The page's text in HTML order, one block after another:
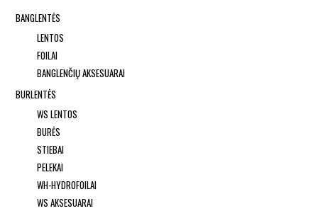
BANGLENTĖS
LENTOS
FOILAI
BANGLENČIŲ AKSESUARAI
BURLENTĖS
WS LENTOS
BURĖS
STIEBAI
PELEKAI
WH-HYDROFOILAI
WS AKSESUARAI